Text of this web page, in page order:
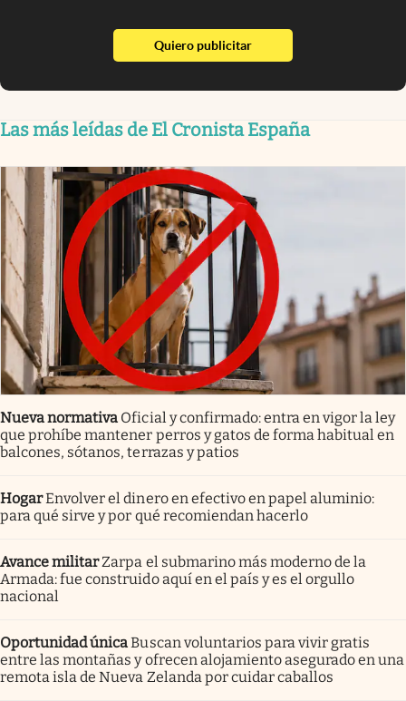
Quiero publicitarabre en nueva pestaña
Las más leídas de El Cronista España
Nueva normativa Oficial y confirmado: entra en vigor la ley
que prohíbe mantener perros y gatos de forma habitual en
balcones, sótanos, terrazas y patios
HogarEnvolver el dinero en efectivo en papel aluminio:
para qué sirve y por qué recomiendan hacerlo
Avance militarZarpa el submarino más moderno de la
Armada: fue construido aquí en el país y es el orgullo
nacional
Oportunidad únicaBuscan voluntarios para vivir gratis
entre las montañas y ofrecen alojamiento asegurado en una
remota isla de Nueva Zelanda por cuidar caballos